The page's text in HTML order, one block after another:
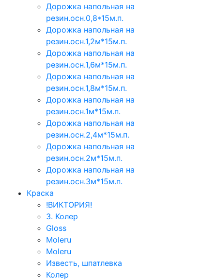
Дорожка напольная на
резин.осн.0,8*15м.п.
Дорожка напольная на
резин.осн.1,2м*15м.п.
Дорожка напольная на
резин.осн.1,6м*15м.п.
Дорожка напольная на
резин.осн.1,8м*15м.п.
Дорожка напольная на
резин.осн.1м*15м.п.
Дорожка напольная на
резин.осн.2,4м*15м.п.
Дорожка напольная на
резин.осн.2м*15м.п.
Дорожка напольная на
резин.осн.3м*15м.п.
Краска
!ВИКТОРИЯ!
3. Колер
Gloss
Moleru
Moleru
Известь, шпатлевка
Колер